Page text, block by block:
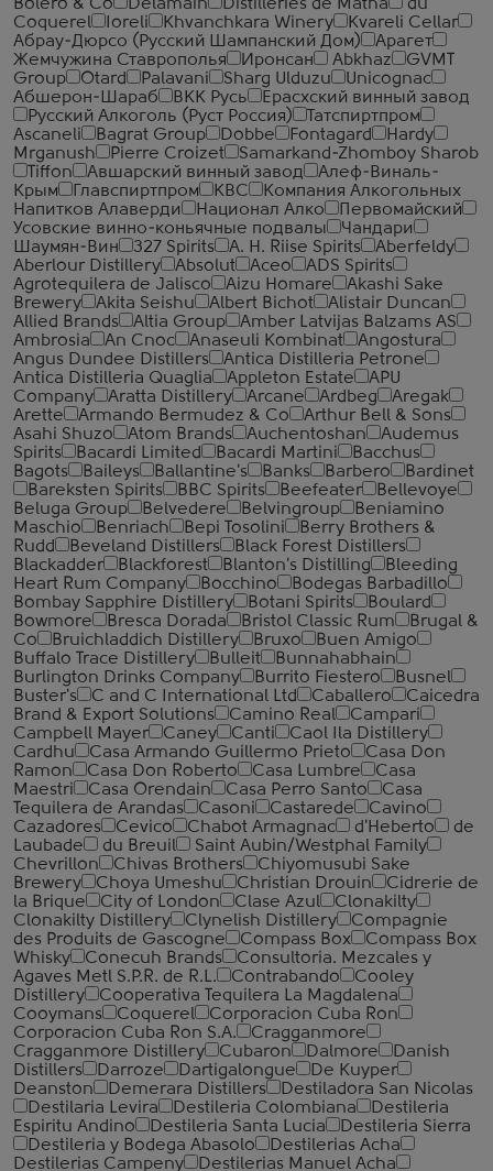
Bolero & Co Delamain Distilleries de Matha
du
Coquerel
Ioreli Khvanchkara Winery
Kvareli Cellar
Абрау-Дюрсо (Русский Шампанский Дом)
Арагет
Жемчужина Ставрополья
Иронсан Abkhaz
GVMT
Group
Otard Palavani Sharg Ulduzu
Unicognac
Абшерон-Шараб
ВКК Русь
Ерасхский винный завод
Русский Алкоголь (Руст Россия)
Татспиртпром
Ascaneli
Bagrat Group Dobbe Fontagard
Hardy
Mrganush
Pierre Croizet
Samarkand-Zhomboy Sharob
Tiffon
Авшарский винный завод
Алеф-Виналь-
Крым
Главспиртпром КВС
Компания Алкогольных
Напитков Алаверди
Национал Алко
Первомайский
Усовские винно-коньячные подвалы
Чандари
Шаумян-Вин
327 Spirits A. H. Riise Spirits
Aberfeldy
Aberlour Distillery
Absolut Aceo
ADS Spirits
Agrotequilera de Jalisco
Aizu Homare
Akashi Sake
Brewery
Akita Seishu Albert Bichot
Alistair Duncan
Allied Brands
Altia Group
Amber Latvijas Balzams AS
Ambrosia
An Cnoc Anaseuli Kombinat
Angostura
Angus Dundee Distillers
Antica Distilleria Petrone
Antica Distilleria Quaglia
Appleton Estate
APU
Company
Aratta Distillery Arcane Ardbeg
Aregak
Arette
Armando Bermudez & Co
Arthur Bell & Sons
Asahi Shuzo
Atom Brands Auchentoshan
Audemus
Spirits
Bacardi Limited Bacardi Martini
Bacchus
Bagots
Baileys Ballantine's Banks Barbero
Bardinet
Bareksten Spirits
BBC Spirits Beefeater
Bellevoye
Beluga Group
Belvedere Belvingroup
Beniamino
Maschio
Benriach Bepi Tosolini
Berry Brothers &
Rudd
Beveland Distillers
Black Forest Distillers
Blackadder
Blackforest Blanton's Distilling
Bleeding
Heart Rum Company
Bocchino
Bodegas Barbadillo
Bombay Sapphire Distillery
Botani Spirits
Boulard
Bowmore
Bresca Dorada Bristol Classic Rum
Brugal &
Co
Bruichladdich Distillery Bruxo
Buen Amigo
Buffalo Trace Distillery
Bulleit
Bunnahabhain
Burlington Drinks Company
Burrito Fiestero
Busnel
Buster's
C and C International Ltd Caballero
Caicedra
Brand & Export Solutions
Camino Real
Campari
Campbell Mayer
Caney Canti
Caol Ila Distillery
Cardhu
Casa Armando Guillermo Prieto
Casa Don
Ramon
Casa Don Roberto Casa Lumbre
Casa
Maestri
Casa Orendain Casa Perro Santo
Casa
Tequilera de Arandas
Casoni Castarede
Cavino
Cazadores
Cevico Chabot Armagnac d'Heberto
de
Laubade
du Breuil
Saint Aubin/Westphal Family
Chevrillon
Chivas Brothers
Chiyomusubi Sake
Brewery
Choya Umeshu Christian Drouin
Cidrerie de
la Brique
City of London Clase Azul
Clonakilty
Clonakilty Distillery
Clynelish Distillery
Compagnie
des Produits de Gascogne
Compass Box
Compass Box
Whisky
Conecuh Brands
Consultoria. Mezcales y
Agaves Metl S.P.R. de R.L.
Contrabando
Cooley
Distillery
Cooperativa Tequilera La Magdalena
Cooymans
Coquerel
Corporacion Cuba Ron
Corporacion Cuba Ron S.A.
Cragganmore
Cragganmore Distillery
Cubaron Dalmore
Danish
Distillers
Darroze Dartigalongue
De Kuyper
Deanston
Demerara Distillers
Destiladora San Nicolas
Destilaria Levira
Destileria Colombiana
Destileria
Espiritu Andino
Destileria Santa Lucia
Destileria Sierra
Destileria y Bodega Abasolo
Destilerias Acha
Destilerias Campeny
Destilerias Manuel Acha